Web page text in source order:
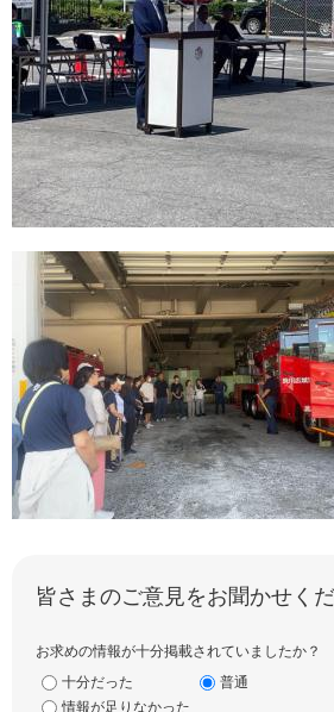
皆さまのご意見をお聞かせく
お求めの情報が十分掲載されていましたか？
十分だった
普通
情報が足りなかった